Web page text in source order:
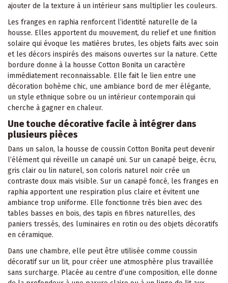
ajouter de la texture à un intérieur sans multiplier les couleurs.
Les franges en raphia renforcent l’identité naturelle de la
housse. Elles apportent du mouvement, du relief et une finition
solaire qui évoque les matières brutes, les objets faits avec soin
et les décors inspirés des maisons ouvertes sur la nature. Cette
bordure donne à la housse Cotton Bonita un caractère
immédiatement reconnaissable. Elle fait le lien entre une
décoration bohème chic, une ambiance bord de mer élégante,
un style ethnique sobre ou un intérieur contemporain qui
cherche à gagner en chaleur.
Une touche décorative facile à intégrer dans
plusieurs pièces
Dans un salon, la housse de coussin Cotton Bonita peut devenir
l’élément qui réveille un canapé uni. Sur un canapé beige, écru,
gris clair ou lin naturel, son coloris naturel noir crée un
contraste doux mais visible. Sur un canapé foncé, les franges en
raphia apportent une respiration plus claire et évitent une
ambiance trop uniforme. Elle fonctionne très bien avec des
tables basses en bois, des tapis en fibres naturelles, des
paniers tressés, des luminaires en rotin ou des objets décoratifs
en céramique.
Dans une chambre, elle peut être utilisée comme coussin
décoratif sur un lit, pour créer une atmosphère plus travaillée
sans surcharge. Placée au centre d’une composition, elle donne